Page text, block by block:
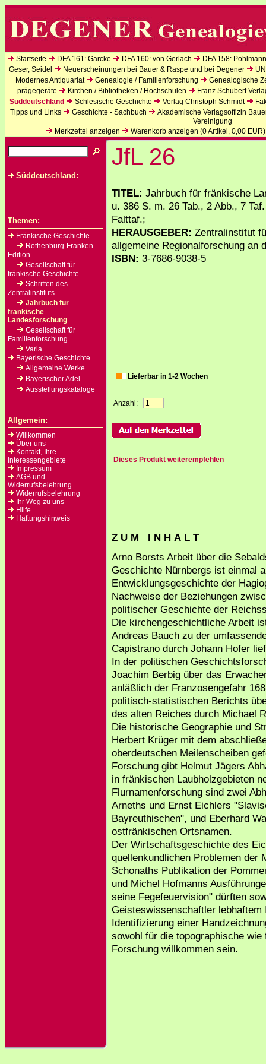
Startseite DFA 161: Garcke DFA 160: von Gerlach
DFA 158:
Geser, Seidel
Neuerscheinungen bei Bauer & Raspe und bei Degener
Modernes Antiquariat
Genealogie / Familienforschung
Genealogische
prägegeräte
Kirchen / Bibliotheken / Hochschulen
Franz Schubert
Süddeutschland
Schlesische Geschichte Verlag Christoph Schmidt
Tipps und Links
Geschichte - Sachbuch
Akademische Verlagsoffizin
Vereinigung
Merkzettel anzeigen
Warenkorb anzeigen (0Artikel, 0,00 EUR)
Süddeutschland:
Themen:
Fränkische Geschichte
Rothenburg-Franken-
Edition
Gesellschaft für
fränkische Geschichte
Schriften des
Zentralinstituts
Jahrbuch für
fränkische
Landesforschung
Gesellschaft für
Familienforschung
Varia
Bayerische Geschichte
Allgemeine Werke
Bayerischer Adel
Ausstellungskataloge
Allgemein:
Willkommen
Über uns
Kontakt, Ihre
Interessengebiete
Impressum
AGB und
Widerrufsbelehrung
Widerrufsbelehrung
Ihr Weg zu uns
Hilfe
Haftungshinweis
JfL 26
TITEL: Jahrbuch für fränkische
u. 386 S. m. 26 Tab., 2 Abb., 7
Falttaf.;
HERAUSGEBER: Zentralinstitut
allgemeine Regionalforschung an
ISBN: 3-7686-9038-5
Lieferbar in 1-2 Wochen
Anzahl:
Dieses Produkt weiterempfehlen
Z U M I N H A L T
Arno Borsts Arbeit über die
Geschichte Nürnbergs ist einmal
Entwicklungsgeschichte der
Nachweise der Beziehungen
politischer Geschichte der
Die kirchengeschichtliche Arbeit
Andreas Bauch zu der
Capistrano durch Johann Hofer
In der politischen
Joachim Berbig über das
anläßlich der Franzosengefahr
politisch-statistischen Berichts
des alten Reiches durch Michael
Die historische Geographie und
Herbert Krüger mit dem
oberdeutschen Meilenscheiben
Forschung gibt Helmut Jägers
in fränkischen Laubholzgebieten
Flurnamenforschung sind zwei
Arneths und Ernst Eichlers
Bayreuthischen", und Eberhard
ostfränkischen Ortsnamen.
Der Wirtschaftsgeschichte des
quellenkundlichen Problemen der
Schonaths Publikation der
und Michel Hofmanns
seine Fegefeuervision" dürften
Geisteswissenschaftler
Identifizierung einer
sowohl für die topographische
Forschung willkommen sein.